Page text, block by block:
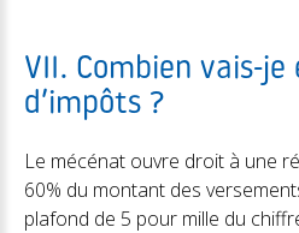
VII. Combien vais-je
d’impôts ?
Le mécénat ouvre droit à une
60% du montant des
plafond de 5 pour mille du